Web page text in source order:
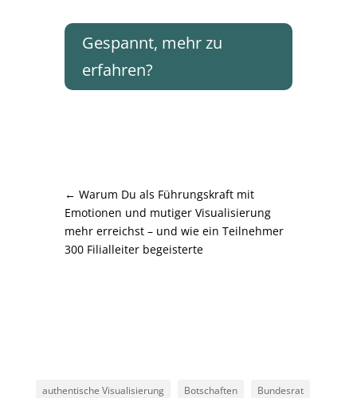
Gespannt, mehr zu
erfahren?
← Warum Du als Führungskraft mit
Emotionen und mutiger Visualisierung
mehr erreichst – und wie ein Teilnehmer
300 Filialleiter begeisterte
authentische Visualisierung Botschaften
Bundesrat